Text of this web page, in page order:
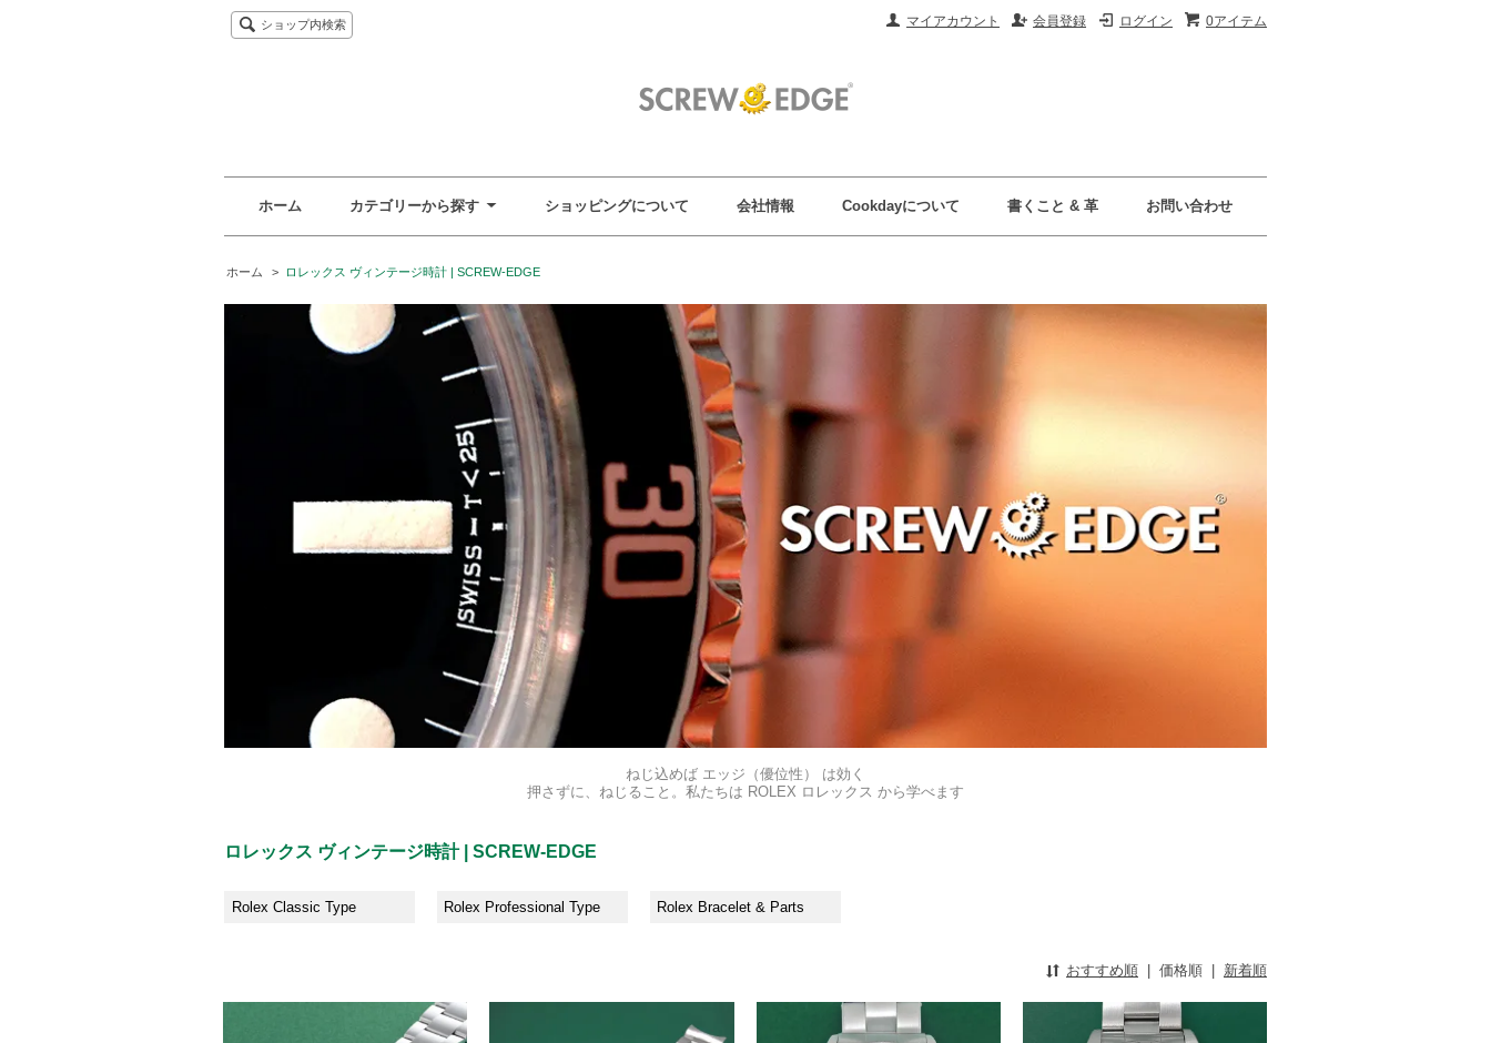
0アイテム
ログイン
会員登録
マイアカウント
ショップ内検索
ホーム カテゴリーから探す ショッピングについて 会社情報 Cookdayについて 書くこと & 革 お問い合わせ
ホーム > ロレックス ヴィンテージ時計 | SCREW-EDGE
ねじ込めば エッジ（優位性） は効く
押さずに、ねじること。私たちは ROLEX ロレックス から学べます
ロレックス ヴィンテージ時計 | SCREW-EDGE
Rolex Classic Type Rolex Professional Type Rolex Bracelet & Parts
おすすめ順 価格順 新着順